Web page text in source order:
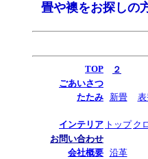
畳や襖をお探しの
TOP
２
ごあいさつ
たたみ
新畳
インテリア トップ ク
お問い合わせ
会社概要 沿革